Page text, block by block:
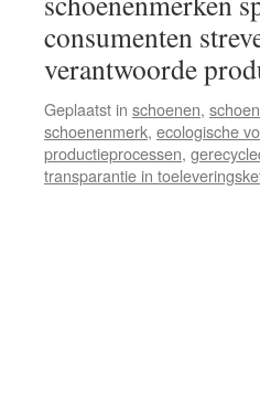
consumenten
verantwoorde
Geplaatst in schoenen,
schoenenmerk, ecologische
productieprocessen,
transparantie in